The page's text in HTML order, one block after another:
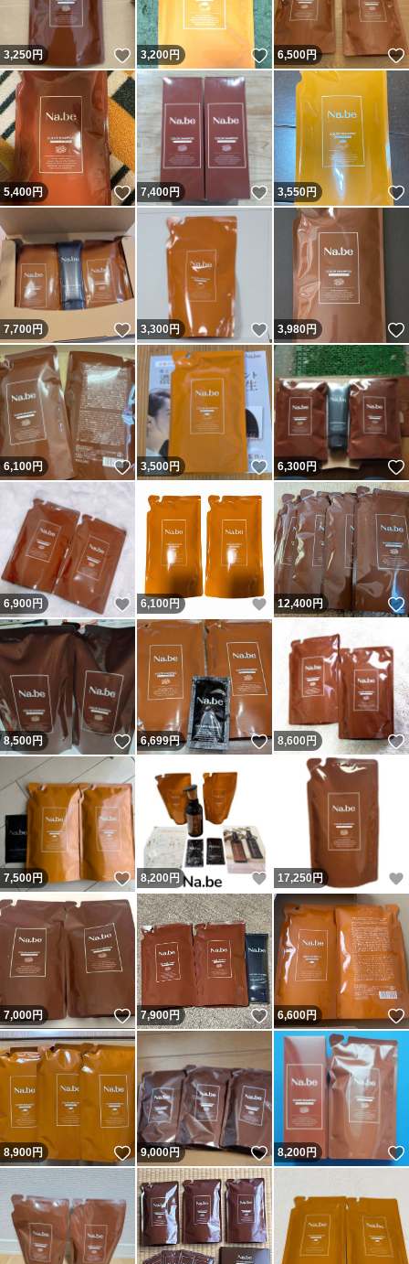
3,250円 いいね！
3,200円 いいね！
6,500円
5,400円 いいね！
7,400円 いいね！
3,550円
7,700円 いいね！
3,300円 いいね！
3,980円
6,100円 いいね！
3,500円 いいね！
6,300円
6,900円 いいね！
6,100 円 いいね！
12,400円
8,500円 いいね！
6,699円 いいね！
8,600 円
7,500円 いいね！
8,200円 いいね！
17,250円
7,000円 いいね！
7,900円 いいね！
6,600円
8,900円 いいね！
9,000円 いいね！
8,200円